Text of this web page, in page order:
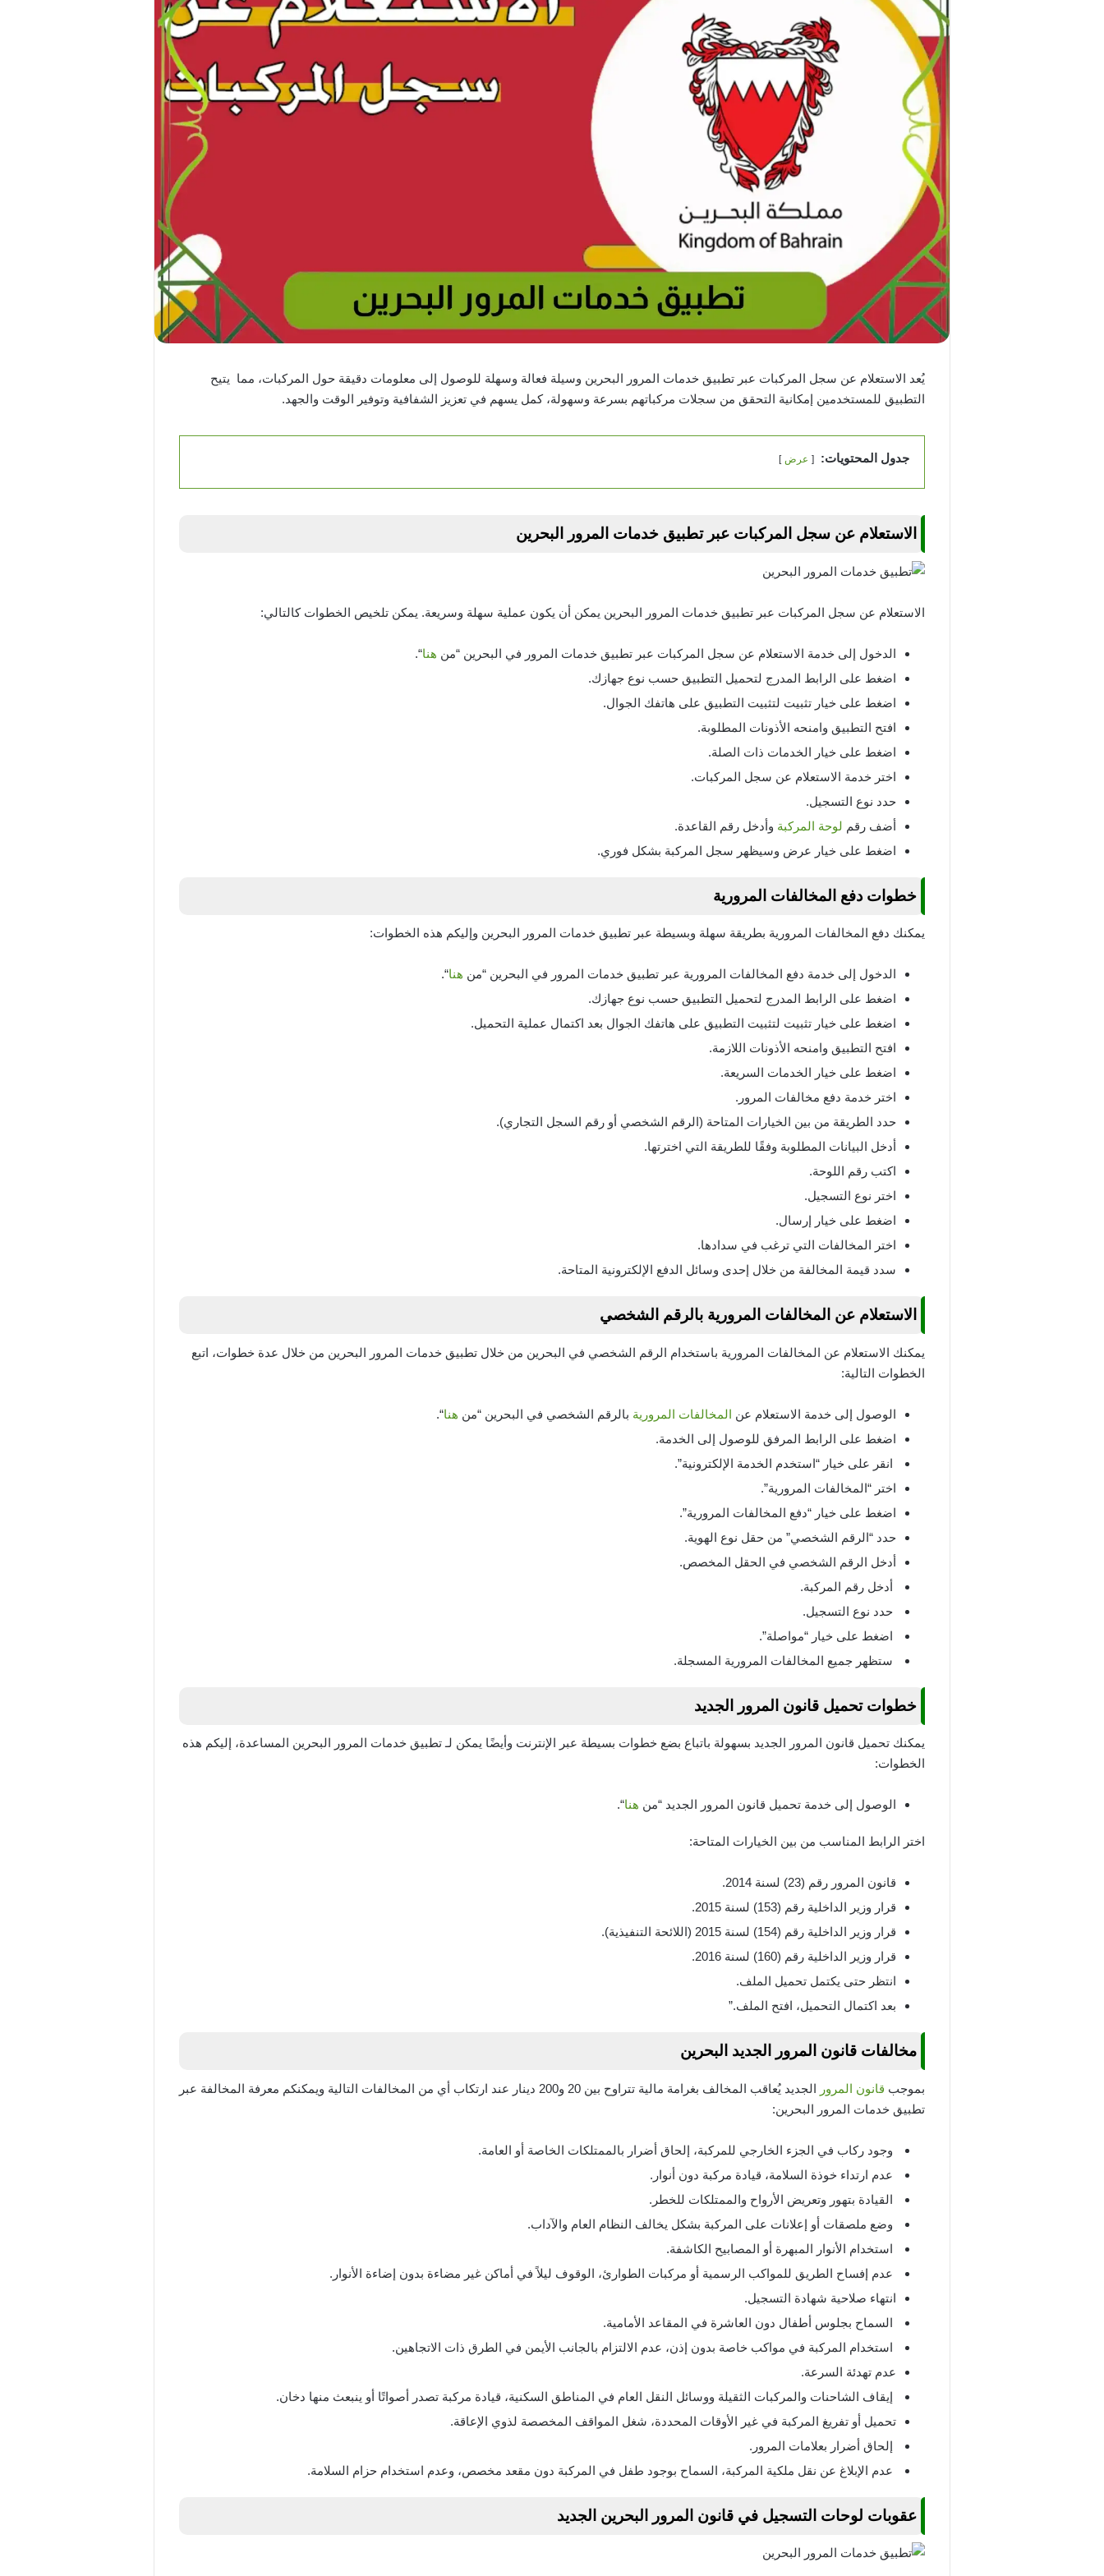
يُعد الاستعلام عن سجل المركبات عبر تطبيق خدمات المرور البحرين وسيلة فعالة وسهلة للوصول إلى معلومات دقيقة حول المركبات، مما يتيح
التطبيق للمستخدمين إمكانية التحقق من سجلات مركباتهم بسرعة وسهولة، كمل يسهم في تعزيز الشفافية وتوفير الوقت والجهد.
جدول المحتويات: عرض
الاستعلام عن سجل المركبات عبر تطبيق خدمات المرور البحرين
الاستعلام عن سجل المركبات عبر تطبيق خدمات المرور البحرين يمكن أن يكون عملية سهلة وسريعة. يمكن تلخيص الخطوات كالتالي:
الدخول إلى خدمة الاستعلام عن سجل المركبات عبر تطبيق خدمات المرور في البحرين “من هنا“.
اضغط على الرابط المدرج لتحميل التطبيق حسب نوع جهازك.
اضغط على خيار تثبيت لتثبيت التطبيق على هاتفك الجوال.
افتح التطبيق وامنحه الأذونات المطلوبة.
اضغط على خيار الخدمات ذات الصلة.
اختر خدمة الاستعلام عن سجل المركبات.
حدد نوع التسجيل.
أضف رقم لوحة المركبة وأدخل رقم القاعدة.
اضغط على خيار عرض وسيظهر سجل المركبة بشكل فوري.
خطوات دفع المخالفات المرورية
يمكنك دفع المخالفات المرورية بطريقة سهلة وبسيطة عبر تطبيق خدمات المرور البحرين وإليكم هذه الخطوات:
الدخول إلى خدمة دفع المخالفات المرورية عبر تطبيق خدمات المرور في البحرين “من هنا“.
اضغط على الرابط المدرج لتحميل التطبيق حسب نوع جهازك.
اضغط على خيار تثبيت لتثبيت التطبيق على هاتفك الجوال بعد اكتمال عملية التحميل.
افتح التطبيق وامنحه الأذونات اللازمة.
اضغط على خيار الخدمات السريعة.
اختر خدمة دفع مخالفات المرور.
حدد الطريقة من بين الخيارات المتاحة (الرقم الشخصي أو رقم السجل التجاري).
أدخل البيانات المطلوبة وفقًا للطريقة التي اخترتها.
اكتب رقم اللوحة.
اختر نوع التسجيل.
اضغط على خيار إرسال.
اختر المخالفات التي ترغب في سدادها.
سدد قيمة المخالفة من خلال إحدى وسائل الدفع الإلكترونية المتاحة.
الاستعلام عن المخالفات المرورية بالرقم الشخصي
يمكنك الاستعلام عن المخالفات المرورية باستخدام الرقم الشخصي في البحرين من خلال تطبيق خدمات المرور البحرين من خلال عدة خطوات، اتبع
الخطوات التالية:
الوصول إلى خدمة الاستعلام عن المخالفات المرورية بالرقم الشخصي في البحرين “من هنا“.
اضغط على الرابط المرفق للوصول إلى الخدمة.
انقر على خيار “استخدم الخدمة الإلكترونية”.
اختر “المخالفات المرورية”.
اضغط على خيار “دفع المخالفات المرورية”.
حدد “الرقم الشخصي” من حقل نوع الهوية.
أدخل الرقم الشخصي في الحقل المخصص.
أدخل رقم المركبة.
حدد نوع التسجيل.
اضغط على خيار “مواصلة”.
ستظهر جميع المخالفات المرورية المسجلة.
خطوات تحميل قانون المرور الجديد
يمكنك تحميل قانون المرور الجديد بسهولة باتباع بضع خطوات بسيطة عبر الإنترنت وأيضًا يمكن لـ تطبيق خدمات المرور البحرين المساعدة، إليكم هذه
الخطوات:
الوصول إلى خدمة تحميل قانون المرور الجديد “من هنا“.
اختر الرابط المناسب من بين الخيارات المتاحة:
قانون المرور رقم (23) لسنة 2014.
قرار وزير الداخلية رقم (153) لسنة 2015.
قرار وزير الداخلية رقم (154) لسنة 2015 (اللائحة التنفيذية).
قرار وزير الداخلية رقم (160) لسنة 2016.
انتظر حتى يكتمل تحميل الملف.
بعد اكتمال التحميل، افتح الملف.”
مخالفات قانون المرور الجديد البحرين
بموجب قانون المرور
الجديد يُعاقب المخالف بغرامة مالية تتراوح بين 20 و200 دينار عند ارتكاب أي من المخالفات التالية ويمكنكم معرفة المخالفة عبر
تطبيق خدمات المرور البحرين:
وجود ركاب في الجزء الخارجي للمركبة، إلحاق أضرار بالممتلكات الخاصة أو العامة.
عدم ارتداء خوذة السلامة، قيادة مركبة دون أنوار.
القيادة بتهور وتعريض الأرواح والممتلكات للخطر.
وضع ملصقات أو إعلانات على المركبة بشكل يخالف النظام العام والآداب.
استخدام الأنوار المبهرة أو المصابيح الكاشفة.
عدم إفساح الطريق للمواكب الرسمية أو مركبات الطوارئ، الوقوف ليلاً في أماكن غير مضاءة بدون إضاءة الأنوار.
انتهاء صلاحية شهادة التسجيل.
السماح بجلوس أطفال دون العاشرة في المقاعد الأمامية.
استخدام المركبة في مواكب خاصة بدون إذن، عدم الالتزام بالجانب الأيمن في الطرق ذات الاتجاهين.
عدم تهدئة السرعة.
إيقاف الشاحنات والمركبات الثقيلة ووسائل النقل العام في المناطق السكنية، قيادة مركبة تصدر أصواتًا أو ينبعث منها دخان.
تحميل أو تفريغ المركبة في غير الأوقات المحددة، شغل المواقف المخصصة لذوي الإعاقة.
إلحاق أضرار بعلامات المرور.
عدم الإبلاغ عن نقل ملكية المركبة، السماح بوجود طفل في المركبة دون مقعد مخصص، وعدم استخدام حزام السلامة.
عقوبات لوحات التسجيل في قانون المرور البحرين الجديد